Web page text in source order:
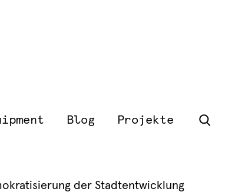
Blog Projekte
der Stadtentwicklung